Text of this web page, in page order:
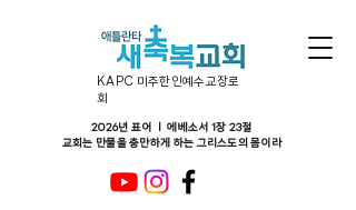
KAPC 미주한인예수교장로
회
2026년 표어 ㅣ 에베소서 1장 23절
교회는 만물을 충만하게 하는 그리스도의 몸이라